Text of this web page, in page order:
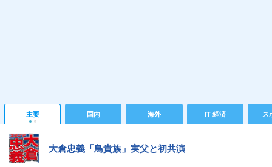
主要 国内 海外 IT 経済 ス
大倉忠義「鳥貴族」実父と初共演